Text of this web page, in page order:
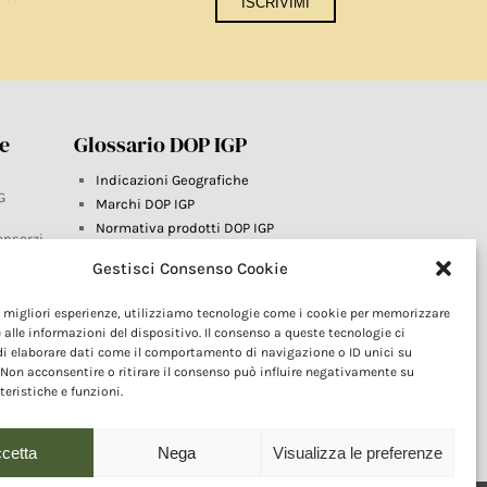
Gestisci Consenso Cookie
migliori esperienze, utilizziamo tecnologie come i cookie per memorizzare
alle informazioni del dispositivo. Il consenso a queste tecnologie ci
elaborare dati come il comportamento di navigazione o ID unici su
acconsentire o ritirare il consenso può influire negativamente su
e funzioni.
Nega Visualizza le preferenze
Glossario DOP IGP
Indicazioni Geografiche
Marchi DOP IGP
Normativa prodotti DOP IGP
Farm To Fork e prodotti DOP IGP
Riforma Sistema IG
Turismo DOP